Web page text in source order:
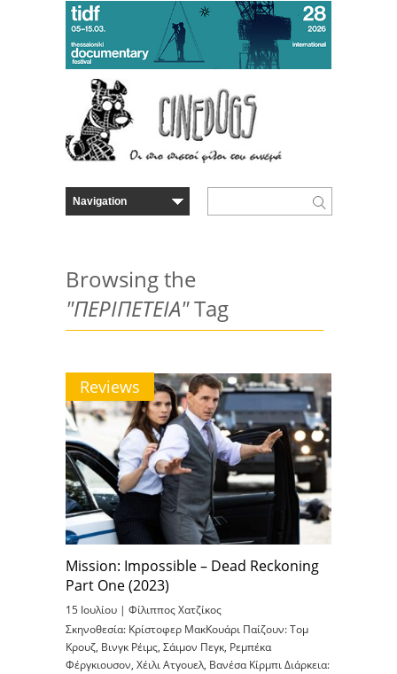
Browsing the
"ΠΕΡΙΠΕΤΕΙΑ"Tag
Reviews
Mission: Impossible – Dead Reckoning
Part One (2023)
15 Ιουλίου | Φίλιππος Χατζίκος
Σκηνοθεσία: Κρίστοφερ ΜακΚουάρι Παίζουν: Τομ
Κρουζ, Βινγκ Ρέιμς, Σάιμον Πεγκ, Ρεμπέκα
Φέργκιουσον, Χέιλι Ατγουελ, Βανέσα Κίρμπι Διάρκεια: